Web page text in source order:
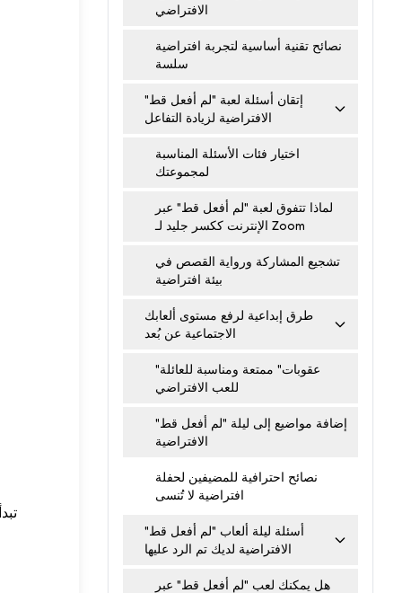
الافتراضي
نصائح تقنية أساسية لتجربة افتراضية
سلسة
إتقان أسئلة لعبة "لم أفعل قط"
الافتراضية لزيادة التفاعل
اختيار فئات الأسئلة المناسبة
لمجموعتك
لماذا تتفوق لعبة "لم أفعل قط" عبر
الإنترنت ككسر جليد لـ Zoom
تشجيع المشاركة ورواية القصص في
بيئة افتراضية
طرق إبداعية لرفع مستوى ألعابك
الاجتماعية عن بُعد
"عقوبات" ممتعة ومناسبة للعائلة
للعب الافتراضي
إضافة مواضيع إلى ليلة "لم أفعل قط"
الافتراضية
نصائح احترافية للمضيفين لحفلة
افتراضية لا تُنسى
أسئلة ليلة ألعاب "لم أفعل قط"
الافتراضية لديك تم الرد عليها
هل يمكنك لعب "لم أفعل قط" عبر